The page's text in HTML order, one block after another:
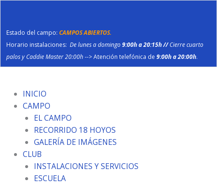
Estado del campo: CAMPOS ABIERTOS.
Horario instalaciones: De lunes a domingo9:00h a 20:15h //Cierre cuarto
palos y Caddie Master 20:00h--> Atención telefónica de 9:00h a 20:00h.
contenido
INICIO
CAMPO
EL CAMPO
RECORRIDO 18 HOYOS
GALERÍA DE IMÁGENES
CLUB
INSTALACIONES Y SERVICIOS
ESCUELA